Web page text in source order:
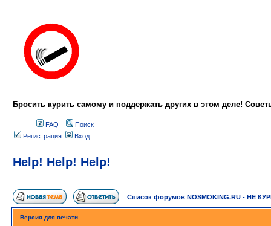
Бросить курить самому и поддержать других в этом деле!
FAQ
Поиск
Регистрация
Вход
Help! Help! Help!
Список форумов NOSMOKING.RU - НЕ
Версия для печати